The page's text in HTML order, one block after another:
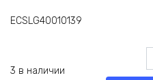
ECSLG40010139
3 в наличии